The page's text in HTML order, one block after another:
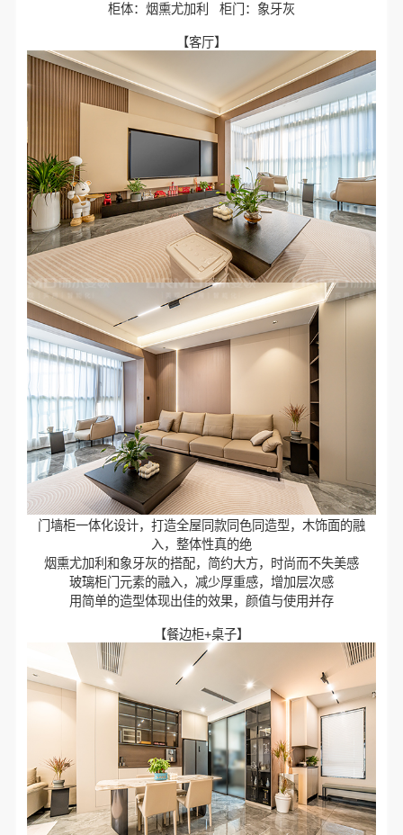
柜体：烟熏尤加利 柜门：象牙灰
【客厅】
门墙柜一体化设计，打造全屋同款同色同造型，木饰面的融
入，整体性真的绝
烟熏尤加利和象牙灰的搭配，简约大方，时尚而不失美感
玻璃柜门元素的融入，减少厚重感，增加层次感
用简单的造型体现出佳的效果，颜值与使用并存
【餐边柜+桌子】